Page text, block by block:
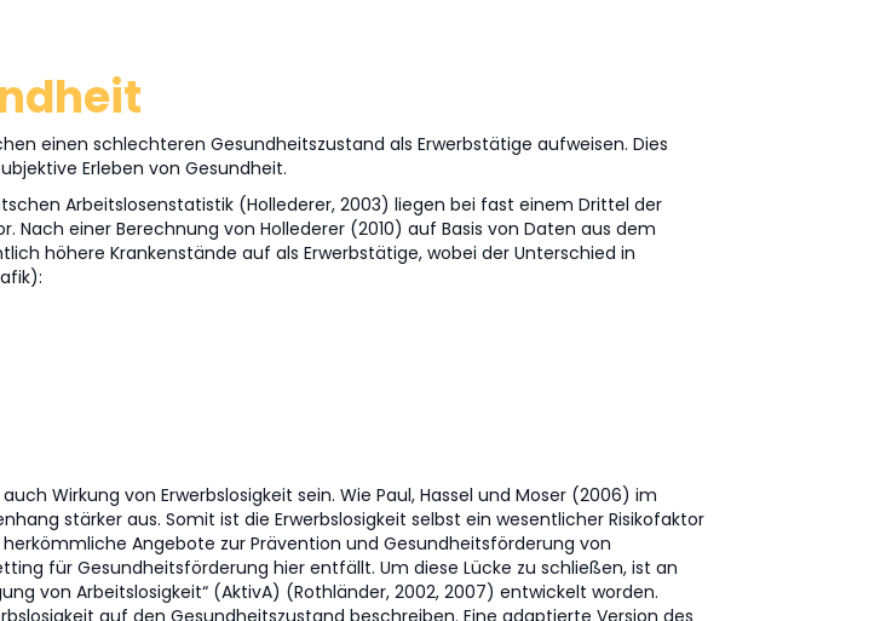
einen schlechteren Gesundheitszustand als Erwerbstätige aufweisen. Dies
Erleben von Gesundheit.
Arbeitslosenstatistik (Hollederer, 2003) liegen bei fast einem Drittel der
einer Berechnung von Hollederer (2010) auf Basis von Daten aus dem
höhere Krankenstände auf als Erwerbstätige, wobei der Unterschied in
Wirkung von Erwerbslosigkeit sein. Wie Paul, Hassel und Moser (2006) im
stärker aus. Somit ist die Erwerbslosigkeit selbst ein wesentlicher Risikofaktor
Angebote zur Prävention und Gesundheitsförderung von
für Gesundheitsförderung hier entfällt. Um diese Lücke zu schließen, ist an
von Arbeitslosigkeit“ (AktivA) (Rothländer, 2002, 2007) entwickelt worden.
auf den Gesundheitszustand beschreiben. Eine adaptierte Version des